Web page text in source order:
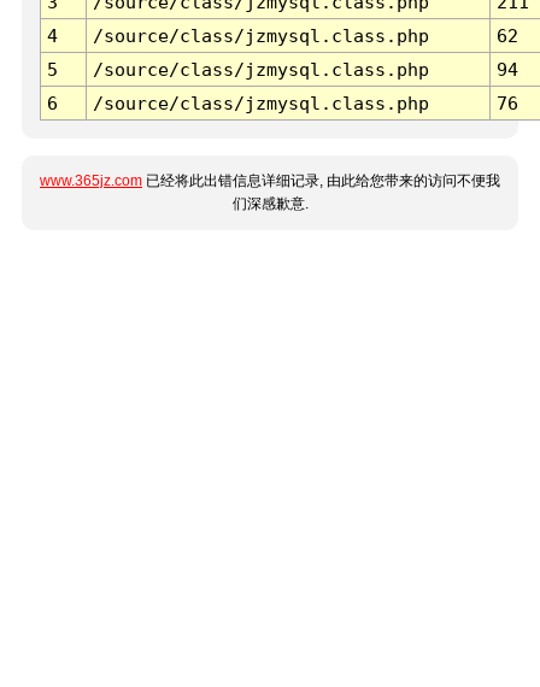
4
/source/class/jzmysql.class.php
62
5
/source/class/jzmysql.class.php
94
6
/source/class/jzmysql.class.php 76
www.365jz.com 已经将此出错信息详细记录, 由此给您带来的访问不便我
们深感歉意.